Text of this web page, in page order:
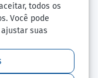
todos os
Você pode
suas